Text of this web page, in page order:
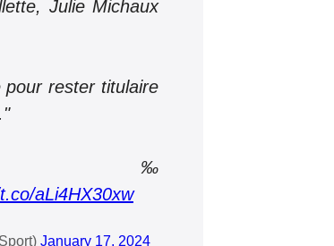
Julie Michaux
rester titulaire
aLi4HX30xw
January 17, 2024